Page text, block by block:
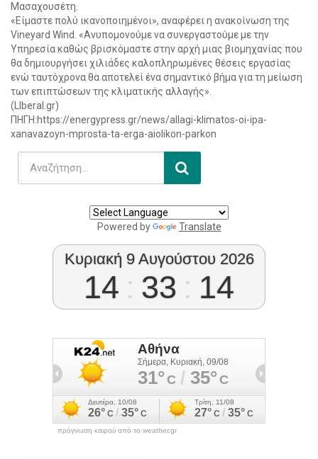
Μασαχουσέτη.
«Είμαστε πολύ ικανοποιημένοι», αναφέρει η ανακοίνωση της
Vineyard Wind. «Ανυπομονούμε να συνεργαστούμε με την
Υπηρεσία καθώς βρισκόμαστε στην αρχή μιας βιομηχανίας που
θα δημιουργήσει χιλιάδες καλοπληρωμένες θέσεις εργασίας
ενώ ταυτόχρονα θα αποτελεί ένα σημαντικό βήμα για τη μείωση
των επιπτώσεων της κλιματικής αλλαγής».
(LIberal.gr)
ΠΗΓΗ:https://energypress.gr/news/allagi-klimatos-oi-ipa-
xanavazoyn-mprosta-ta-erga-aiolikon-parkon
Powered by Translate
Κυριακή 9 Αυγούστου 2026
14 : 33 : 14
πρόγνωση καιρού από το weather.gr